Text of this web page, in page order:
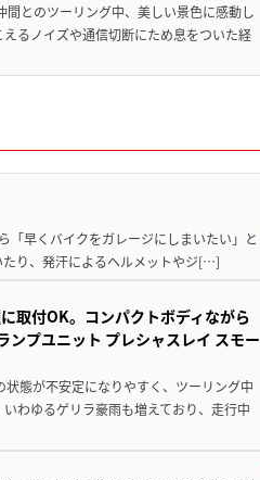
間とのツーリング中、美しい景色に感動し
るノイズや通信切断にため息をついた経
早くバイクをガレージにしまいたい」と
たり、発汗によるヘルメットやジ[…]
取付OK。コンパクトボディながら
ンプユニット プレシャスレイ スモー
態が不安定になりやすく、ツーリング中
わゆるゲリラ豪雨も増えており、走行中